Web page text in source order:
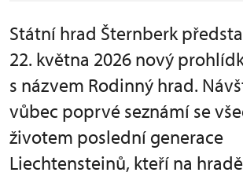
Státní hrad Šternberk
22. května 2026 nový
s názvem Rodinný hrad.
vůbec poprvé seznámí se
životem poslední generace
Liechtensteinů, kteří na